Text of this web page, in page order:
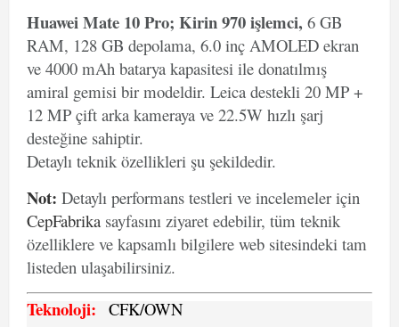
Huawei Mate 10 Pro; Kirin 970 işlemci, 6 GB
RAM, 128 GB depolama, 6.0 inç AMOLED ekran
ve 4000 mAh batarya kapasitesi ile donatılmış
amiral gemisi bir modeldir. Leica destekli 20 MP +
12 MP çift arka kameraya ve 22.5W hızlı şarj
desteğine sahiptir.
Detaylı teknik özellikleri şu şekildedir.
Not: Detaylı performans testleri ve incelemeler için
CepFabrika sayfasını ziyaret edebilir, tüm teknik
özelliklere ve kapsamlı bilgilere web sitesindeki tam
listeden ulaşabilirsiniz.
Teknoloji: CFK/OWN